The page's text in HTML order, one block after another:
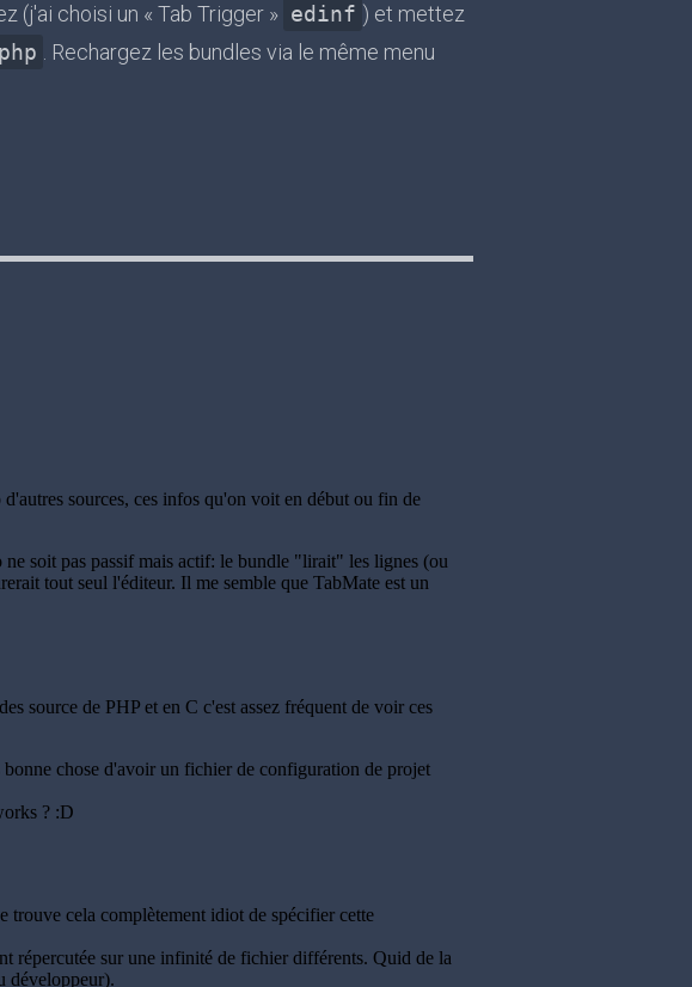
(j'ai choisi un « Tab Trigger » edinf ) et mettez
. Rechargez les bundles via le même menu